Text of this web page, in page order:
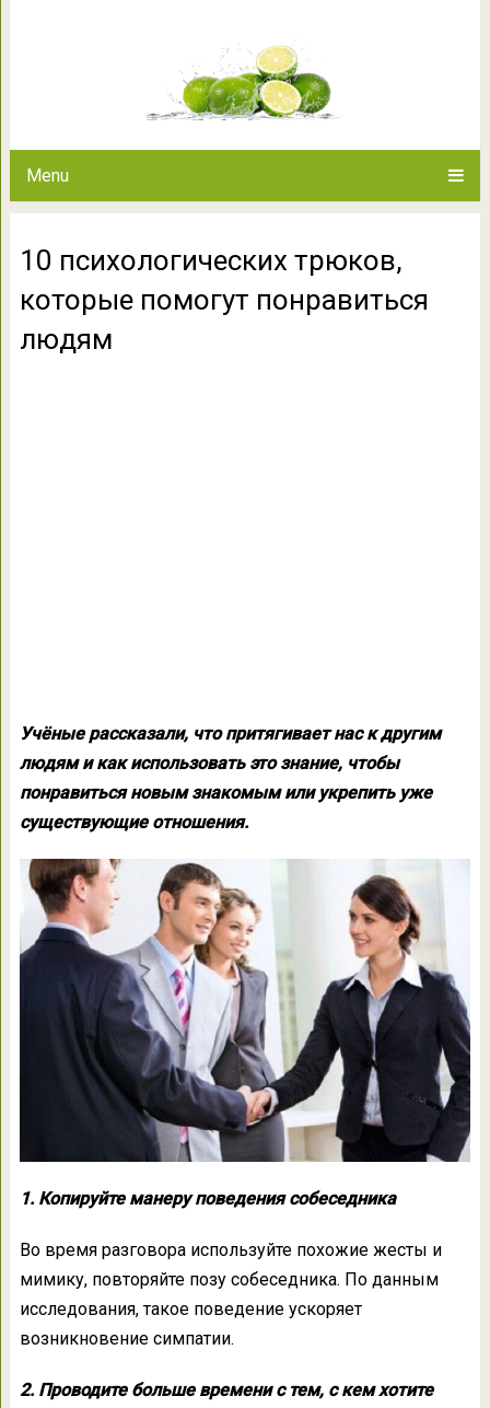
Menu
10 психологических трюков,
которые помогут понравиться
людям
Учёные рассказали, что притягивает нас к другим
людям и как использовать это знание, чтобы
понравиться новым знакомым или укрепить уже
существующие отношения.
1. Копируйте манеру поведения собеседника
Во время разговора используйте похожие жесты и
мимику, повторяйте позу собеседника. По данным
исследования, такое поведение ускоряет
возникновение симпатии.
2. Проводите больше времени с тем, с кем хотите